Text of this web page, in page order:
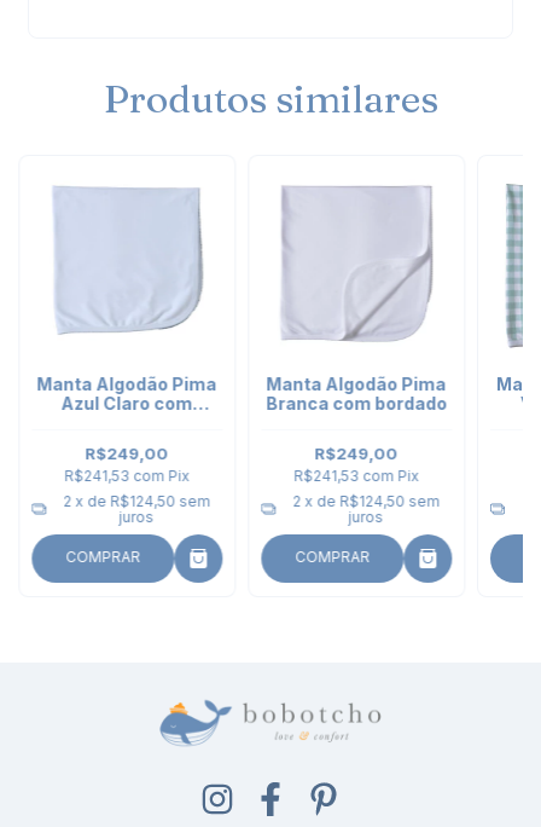
Produtos similares
Manta Algodão Pima
Azul Claro com
R$249,00
R$241,53 com Pix
2 x de R$124,50 sem
juros
COMPRAR
Manta Algodão Pima
Branca com bordado
R$249,00
R$241,53 com Pix
2 x de R$124,50 sem
juros
COMPRAR